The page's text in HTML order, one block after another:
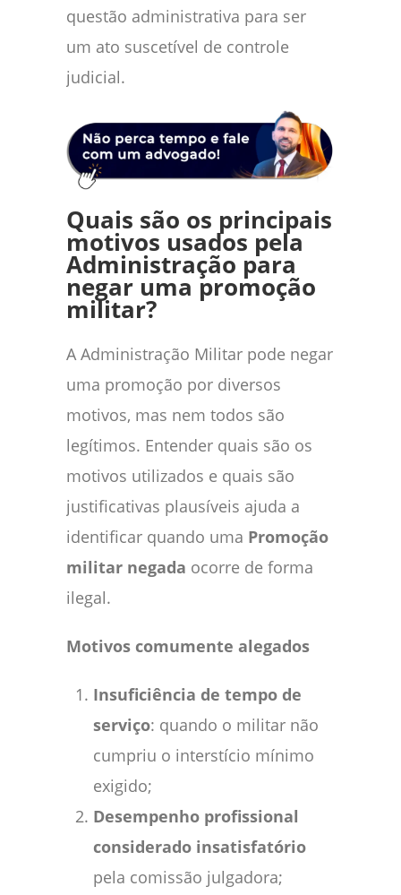
questão administrativa para ser
um ato suscetível de controle
judicial.
Quais são os principais
motivos usados pela
Administração para
negar uma promoção
militar?
A Administração Militar pode negar
uma promoção por diversos
motivos, mas nem todos são
legítimos. Entender quais são os
motivos utilizados e quais são
justificativas plausíveis ajuda a
identificar quando uma Promoção
militar negada ocorre de forma
ilegal.
Motivos comumente alegados
Insuficiência de tempo de
serviço: quando o militar não
cumpriu o interstício mínimo
exigido;
Desempenho profissional
considerado insatisfatório
pela comissão julgadora;